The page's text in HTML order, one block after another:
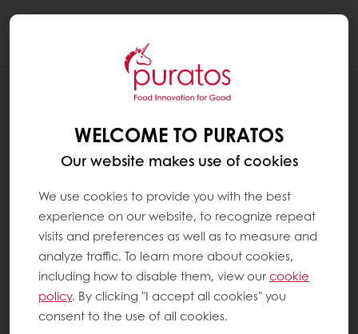
Tuotteet, joilla jokin hyöty Maun parantaminen
Belcolade Blanc Selection X605/G
WELCOME TO PURATOS
Our website makes use of cookies
We use cookies to provide you with the best
experience on our website, to recognize repeat
visits and preferences as well as to measure and
analyze traffic. To learn more about cookies,
including how to disable them, view ourcookie
policy. By clicking "I accept all cookies" you
consent to the use of all cookies.